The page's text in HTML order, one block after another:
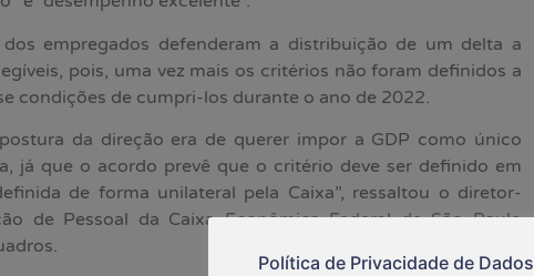
empregados defenderam a distribuição de um delta a
pois, uma vez mais os critérios não foram definidos a
condições de cumpri-los durante o ano de 2022.
da direção era de querer impor a GDP como único
já que o acordo prevê que o critério deve ser definido em
de forma unilateral pela Caixa”, ressaltou o diretor-
de Pessoal da Caixa Econômica Federal de São Paulo
Política de Privacidade de Dados